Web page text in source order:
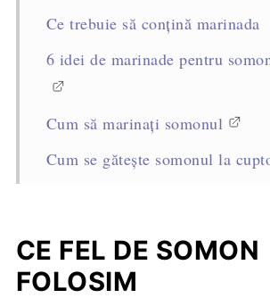
Ce trebuie să conțină marinada
6 idei de marinade pentru
Cum să marinați somonul
Cum se gătește somonul la
Alte rețete cu somon
CE FEL DE SOMON
FOLOSIM